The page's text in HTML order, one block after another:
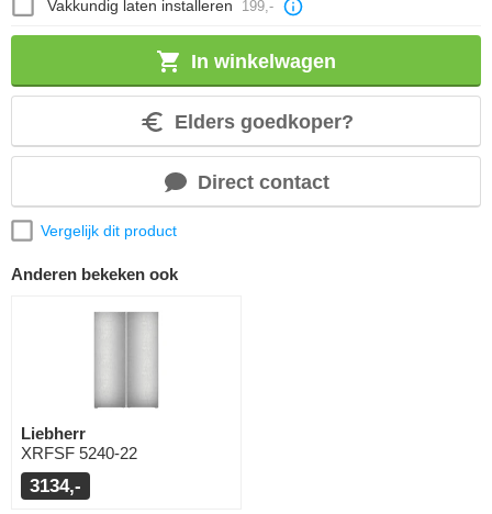
Vakkundig laten installeren 199,-
In winkelwagen
Elders goedkoper?
Direct contact
Vergelijk dit product
Anderen bekeken ook
Liebherr
XRFSF 5240-22
3134,-